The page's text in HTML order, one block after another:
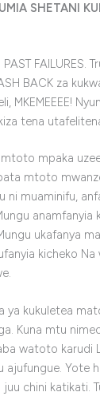
SHETANI
FAILURES.
BACK za
MKEMEEEE!
tena
mpaka
mtoto
ni muaminifu,
anamfanyia
ukafanya
kicheko Na
ya kukuletea
Kuna mtu
watoto karudi
ajufungue. Yote
chini katikati.